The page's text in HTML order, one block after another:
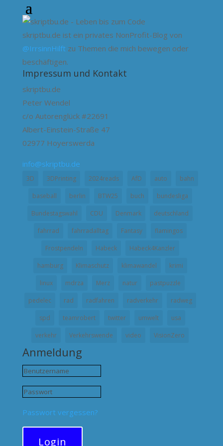
skriptbu.de ist ein privates NonProfit-Blog von
@IrrsinnHilftzu Themen die mich bewegen oder
beschäftigen.
Impressum und Kontakt
skriptbu.de
Peter Wendel
c/o Autorenglück #22691
Albert-Einstein-Straße 47
02977 Hoyerswerda
info@skriptbu.de
3D 3DPrinting 2024reads AfD auto bahn
baseball berlin BTW25 buch bundesliga
Bundestagswahl CDU Denmark deutschland
fahrrad fahrradalltag Fantasy flamingos
Frostpendeln Habeck Habeck4Kanzler
hamburg Klimaschutz klimawandel krimi
linux mdrza Merz natur pastpuzzle
pedelec rad radfahren radverkehr radweg
spd teamrobert twitter umwelt usa
verkehr Verkehrswende video VisionZero
Anmeldung
Passwort vergessen?
Login